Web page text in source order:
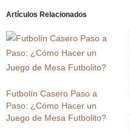
Artículos Relacionados
Futbolín Casero Paso a
Paso: ¿Cómo Hacer un
Juego de Mesa Futbolito?